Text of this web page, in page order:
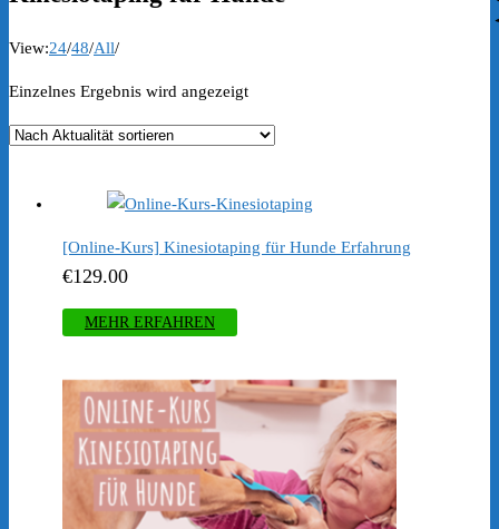
View:24/48/All/
Einzelnes Ergebnis wird angezeigt
[Online-Kurs] Kinesiotaping für Hunde Erfahrung
€129.00
MEHR ERFAHREN